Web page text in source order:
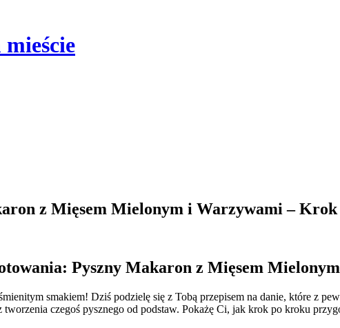
z Mięsem Mielonym i Warzywami –
Pyszny Makaron z Mięsem Mielonym
smakiem! Dziś podzielę się z Tobą przepisem na danie, które z
tworzenia czegoś pysznego od podstaw. Pokażę Ci, jak krok po kroku